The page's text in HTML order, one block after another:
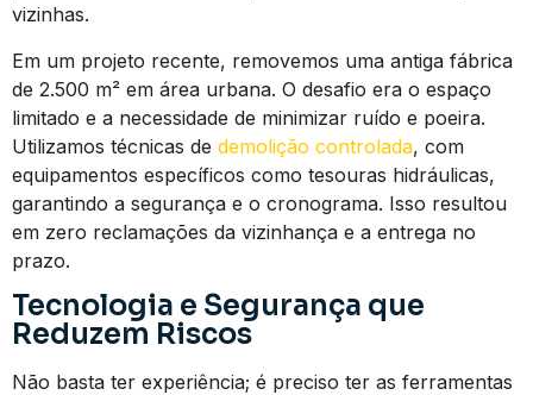
vizinhas.
Em um projeto recente, removemos uma antiga fábrica
de 2.500 m² em área urbana. O desafio era o espaço
limitado e a necessidade de minimizar ruído e poeira.
Utilizamos técnicas de demolição controlada, com
equipamentos específicos como tesouras hidráulicas,
garantindo a segurança e o cronograma. Isso resultou
em zero reclamações da vizinhança e a entrega no
prazo.
Tecnologia e Segurança que
Reduzem Riscos
Não basta ter experiência; é preciso ter as ferramentas